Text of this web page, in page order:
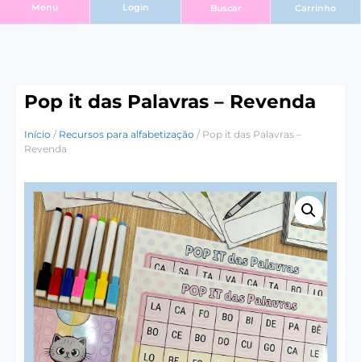
Menu Login Buscar Carrinho
Pop it das Palavras – Revenda
Início / Recursos para alfabetização / Pop it das Palavras –
Revenda